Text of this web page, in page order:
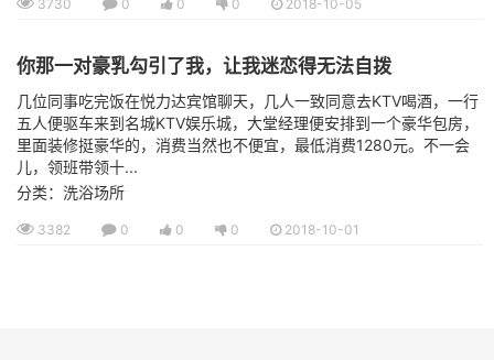
3730 0 0 0 2018-10-05
你那一对豪乳勾引了我，让我迷恋得无法自拨
几位同事吃完饭在悦力达宾馆聊天，几人一致同意去KTV喝酒，一行
五人便驱车来到名城KTV娱乐城，大堂经理便安排到一个豪华包房，
里面装修挺豪华的，消费当然也不便宜，最低消费1280元。不一会
儿，领班带领十...
分类：洗浴场所
3382 0 0 0 2018-10-01